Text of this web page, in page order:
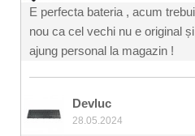
E perfecta bateria , acum
nou ca cel vechi nu e original
ajung personal la magazin !
Devluc
28.05.2024